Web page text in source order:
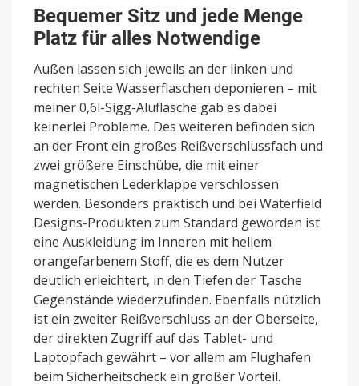
Bequemer Sitz und jede Menge
Platz für alles Notwendige
Außen lassen sich jeweils an der linken und
rechten Seite Wasserflaschen deponieren – mit
meiner 0,6l-Sigg-Aluflasche gab es dabei
keinerlei Probleme. Des weiteren befinden sich
an der Front ein großes Reißverschlussfach und
zwei größere Einschübe, die mit einer
magnetischen Lederklappe verschlossen
werden. Besonders praktisch und bei Waterfield
Designs-Produkten zum Standard geworden ist
eine Auskleidung im Inneren mit hellem
orangefarbenem Stoff, die es dem Nutzer
deutlich erleichtert, in den Tiefen der Tasche
Gegenstände wiederzufinden. Ebenfalls nützlich
ist ein zweiter Reißverschluss an der Oberseite,
der direkten Zugriff auf das Tablet- und
Laptopfach gewährt – vor allem am Flughafen
beim Sicherheitscheck ein großer Vorteil.